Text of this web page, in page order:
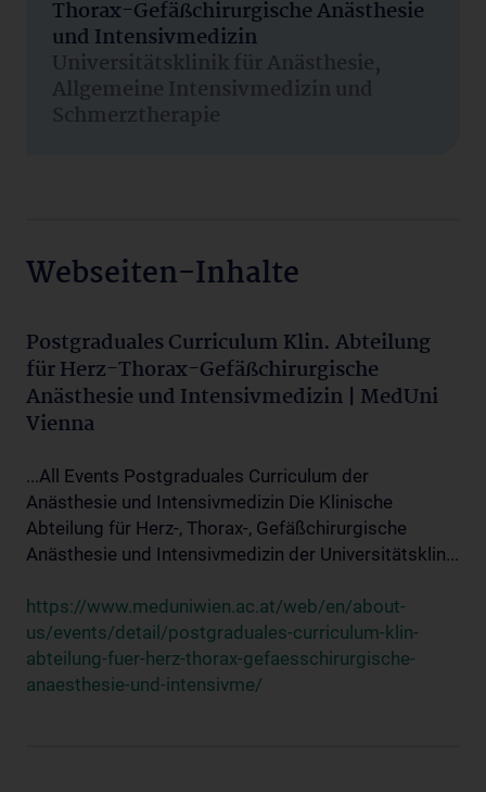
Thorax-Gefäßchirurgische Anästhesie
und Intensivmedizin
Universitätsklinik für Anästhesie,
Allgemeine Intensivmedizin und
Schmerztherapie
Webseiten-Inhalte
Postgraduales Curriculum Klin. Abteilung
für Herz-Thorax-Gefäßchirurgische
Anästhesie und Intensivmedizin | MedUni
Vienna
...All Events Postgraduales Curriculum der
Anästhesie und Intensivmedizin Die Klinische
Abteilung für Herz-, Thorax-, Gefäßchirurgische
Anästhesie und Intensivmedizin der Universitätsklin...
https://www.meduniwien.ac.at/web/en/about-
us/events/detail/postgraduales-curriculum-klin-
abteilung-fuer-herz-thorax-gefaesschirurgische-
anaesthesie-und-intensivme/